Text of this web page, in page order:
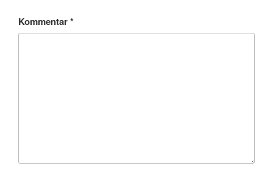
Kommentar*